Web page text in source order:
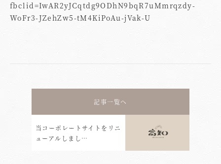
fbclid=IwAR2yJCqtdg9ODhN9bqR7uMmrqzdy-
WoFr3-JZehZw5-tM4KiPoAu-jVak-U
記事一覧へ
当コーポレートサイトをリニ
ューアルしまし…